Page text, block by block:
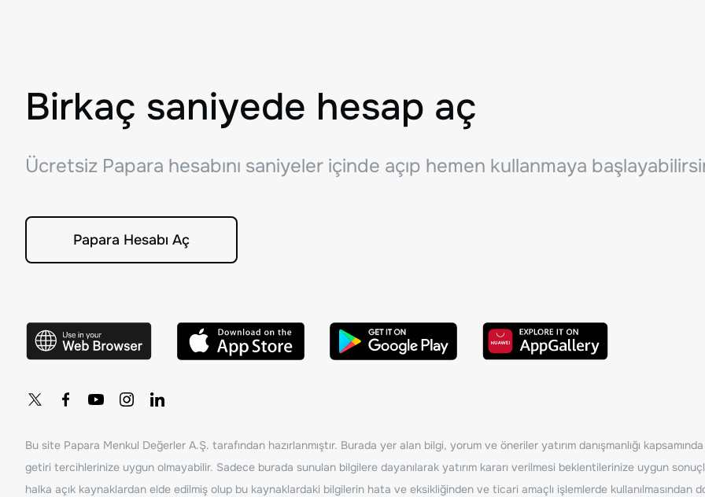
Birkaç saniyede hesap aç
Ücretsiz Papara hesabını saniyeler içinde açıp hemen kullanmaya
Papara Hesabı Aç
Bu site Papara Menkul Değerler A.Ş. tarafından hazırlanmıştır. Burada yer alan bilgi, yorum ve öneriler yatırım danışmanlığı
getiri tercihlerinize uygun olmayabilir. Sadece burada sunulan bilgilere dayanılarak yatırım kararı verilmesi beklentilerinize uygun
halka açık kaynaklardan elde edilmiş olup bu kaynaklardaki bilgilerin hata ve eksikliğinden ve ticari amaçlı işlemlerde